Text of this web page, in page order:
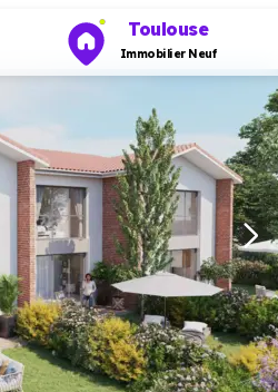
Toulouse
Immobilier Neuf